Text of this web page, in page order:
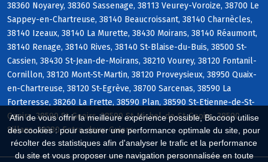
Afin de vous offrir la meilleure expérience possible, Biocoop utilise
des cookies : pour assurer une performance optimale du site, pour
récolter des statistiques afin d'analyser le trafic et la performance
du site et vous proposer une navigation personnalisée en toute
38360 Noyarey, 38360 Sassenage, 38113 Veurey-Voroize, 38700 Le
Sappey-en-Chartreuse, 38140 Beaucroissant, 38140 Charnècles,
38140 Izeaux, 38140 La Murette, 38430 Moirans, 38140 Réaumont,
38140 Renage, 38140 Rives, 38140 St-Blaise-du-Buis, 38500 St-
Cassien, 38430 St-Jean-de-Moirans, 38210 Vourey, 38120 Fontanil-
Cornillon, 38120 Mont-St-Martin, 38120 Proveysieux, 38950 Quaix-
en-Chartreuse, 38120 St-Egrève, 38700 Sarcenas, 38590 La
Forteresse, 38260 La Frette, 38590 Plan, 38590 St-Etienne-de-St-
Geoirs, 38590 St-Geoirs, 38590 St-Michel-de-St-Geoirs, 38590
Sillans, 38380 Entre-deux-Guiers